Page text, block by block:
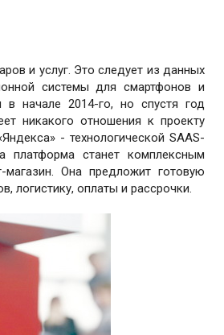
и услуг. Это следует из данных
системы для смартфонов и
в начале 2014-го, но спустя год
никакого отношения к проекту
- технологической SAAS-
платформа станет комплексным
Она предложит готовую
логистику, оплаты и рассрочки.